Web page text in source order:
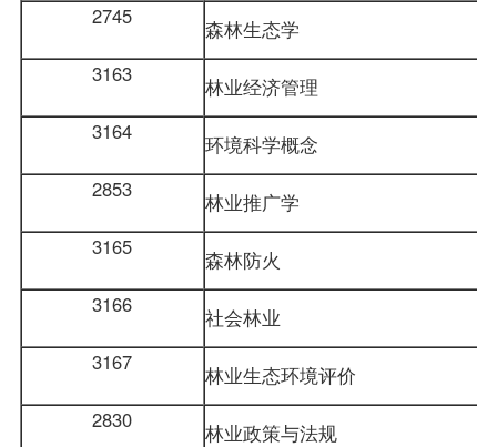
2745
森林生态学
3163
林业经济管理
3164
环境科学概念
2853
林业推广学
3165
森林防火
3166
社会林业
3167
林业生态环境评价
2830
林业政策与法规